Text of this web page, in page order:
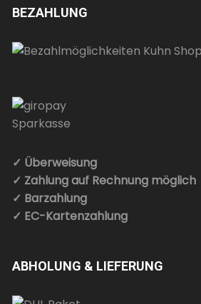
BEZAHLUNG
✓ Überweisung
✓ Zahlung auf Rechnung möglich
✓ Barzahlung
✓ EC-Kartenzahlung
ABHOLUNG & LIEFERUNG